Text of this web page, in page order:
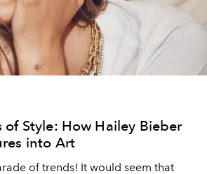
of Style: How Hailey Bieber
into Art
of trends! It would seem that